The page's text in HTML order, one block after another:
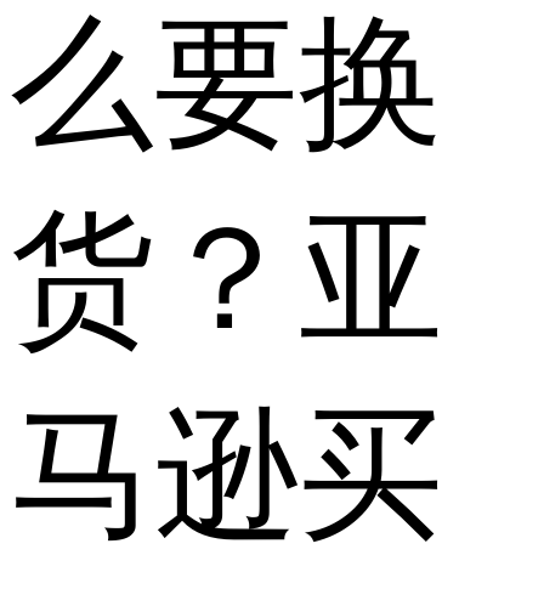
么要换
货？亚
马逊买